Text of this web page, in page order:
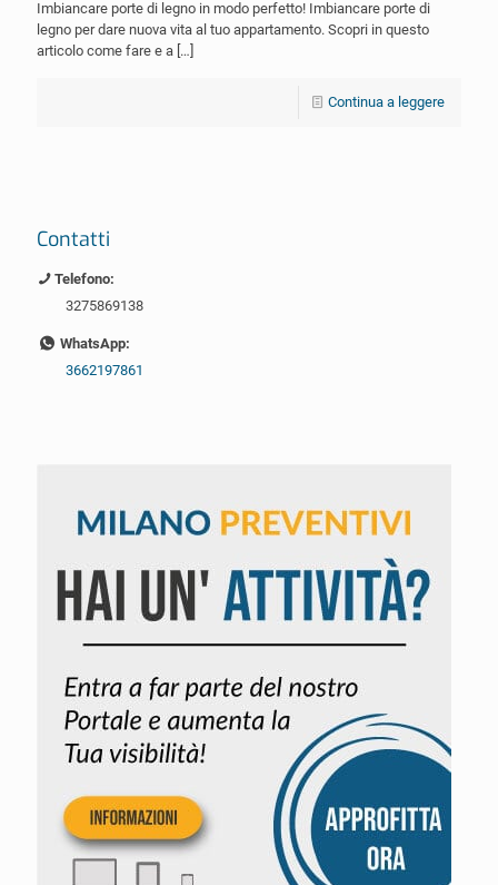
Imbiancare porte di legno in modo perfetto! Imbiancare porte di
legno per dare nuova vita al tuo appartamento. Scopri in questo
articolo come fare e a […]
Continua a leggere
Contatti
Telefono:
3275869138
WhatsApp:
3662197861